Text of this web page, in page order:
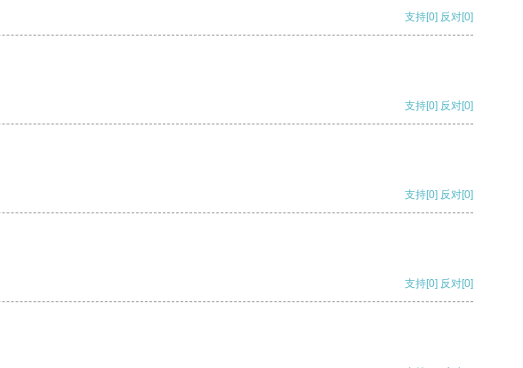
支持[0] 反对[0]
支持[0] 反对[0]
支持[0] 反对[0]
支持[0] 反对[0]